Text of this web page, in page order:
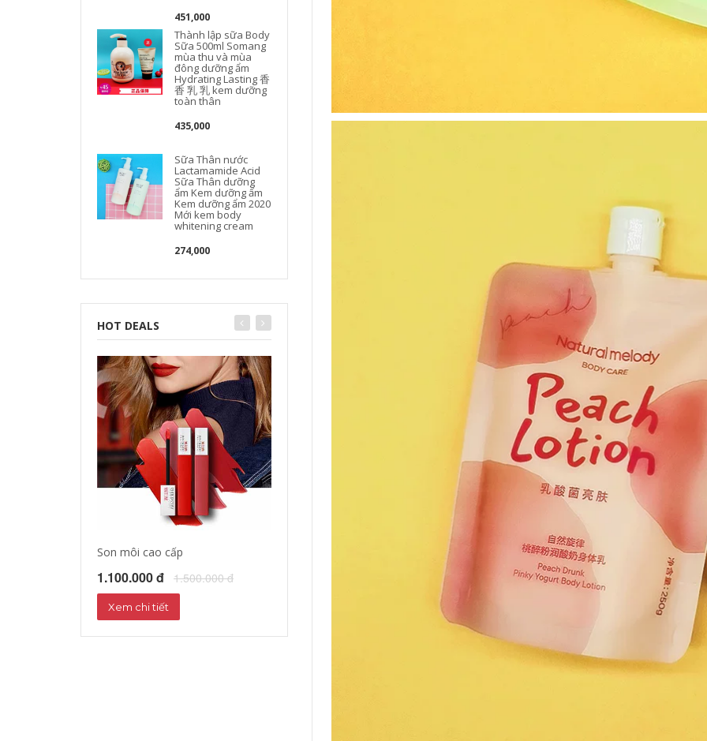
451,000
Thành lập sữa Body
Sữa 500ml Somang
mùa thu và mùa
đông dưỡng ẩm
Hydrating Lasting 香
香 乳 乳 kem dưỡng
toàn thân
435,000
Sữa Thân nước
Lactamamide Acid
Sữa Thân dưỡng
ẩm Kem dưỡng ẩm
Kem dưỡng ẩm 2020
Mới kem body
whitening cream
274,000
720,000
Salt Ice Groape gel
tẩy tế bào chết body
HOT DEALS
Son môi cao cấp
1.100.000 đ 1.500.000 đ
Xem chi tiết